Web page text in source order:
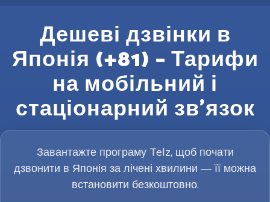
Дешеві дзвінки в
Японія (+81) – Тарифи
на мобільний і
стаціонарний зв’язок
Завантажте програму Telz, щоб почати
дзвонити в Японія за лічені хвилини — її можна
встановити безкоштовно.